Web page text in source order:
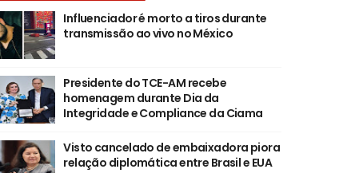
Influenciador é morto a tiros durante
transmissão ao vivo no México
Presidente do TCE-AM recebe
homenagem durante Dia da
Integridade e Compliance da Ciama
Visto cancelado de embaixadora piora
relação diplomática entre Brasil e EUA